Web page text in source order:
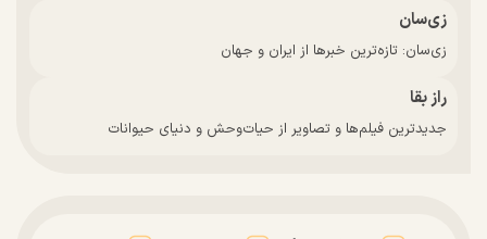
زی‌سان
زی‌سان: تازه‌ترین خبرها از ایران و جهان
راز بقا
جدیدترین فیلم‌ها و تصاویر از حیات‌وحش و دنیای حیوانات